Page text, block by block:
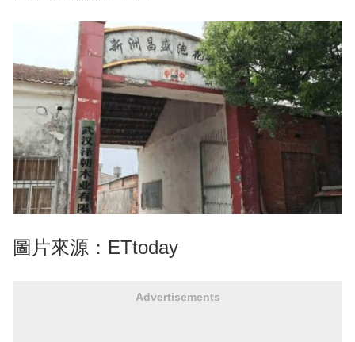
圖片來源：ETtoday
Advertisements